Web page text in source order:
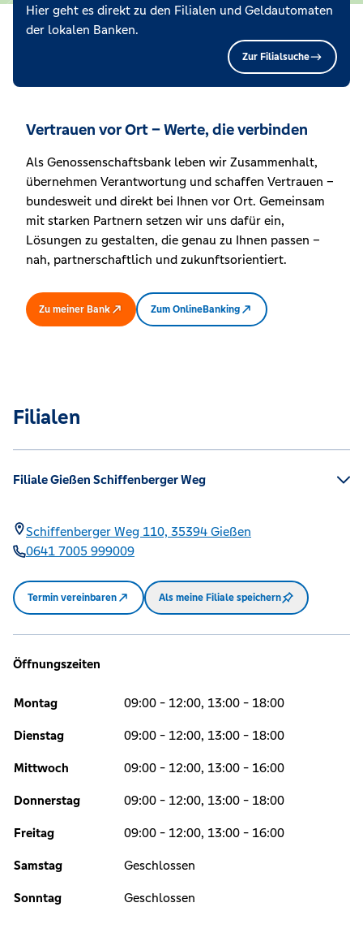
Hier geht es direkt zu den Filialen und Geldautomaten
der lokalen Banken.
Zur Filialsuche
Vertrauen vor Ort – Werte, die verbinden
Als Genossenschaftsbank leben wir Zusammenhalt,
übernehmen Verantwortung und schaffen Vertrauen –
bundesweit und direkt bei Ihnen vor Ort. Gemeinsam
mit starken Partnern setzen wir uns dafür ein,
Lösungen zu gestalten, die genau zu Ihnen passen –
nah, partnerschaftlich und zukunftsorientiert.
Zu meiner Bank Zum OnlineBanking
Filialen
Filiale Gießen Schiffenberger Weg
Schiffenberger Weg 110, 35394 Gießen
0641 7005 999009
Termin vereinbaren Als meine Filiale speichern
Öffnungszeiten
Montag 09:00 - 12:00, 13:00 - 18:00
Dienstag 09:00 - 12:00, 13:00 - 18:00
Mittwoch 09:00 - 12:00, 13:00 - 16:00
Donnerstag 09:00 - 12:00, 13:00 - 18:00
Freitag 09:00 - 12:00, 13:00 - 16:00
Samstag Geschlossen
Sonntag Geschlossen